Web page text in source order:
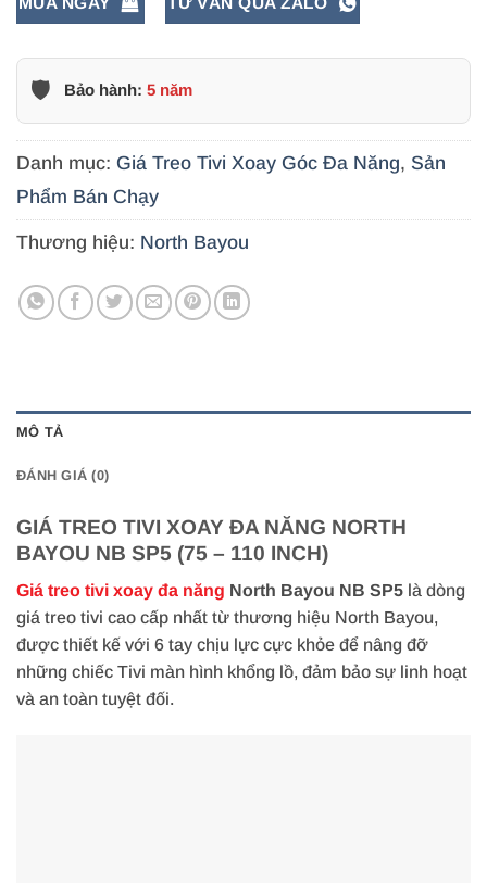
🛡️ Bảo hành: 5 năm
Danh mục: Giá Treo Tivi Xoay Góc Đa Năng, Sản
Phẩm Bán Chạy
Thương hiệu: North Bayou
MÔ TẢ
ĐÁNH GIÁ (0)
GIÁ TREO TIVI XOAY ĐA NĂNG NORTH
BAYOU NB SP5 (75 – 110 INCH)
Giá treo tivi xoay đa năng North Bayou NB SP5 là dòng
giá treo tivi cao cấp nhất từ thương hiệu North Bayou,
được thiết kế với 6 tay chịu lực cực khỏe để nâng đỡ
những chiếc Tivi màn hình khổng lồ, đảm bảo sự linh hoạt
và an toàn tuyệt đối.